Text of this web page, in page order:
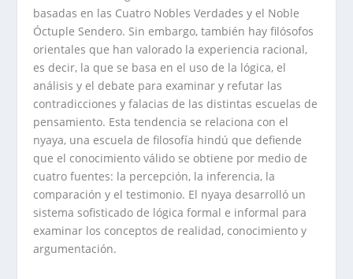
basadas en las Cuatro Nobles Verdades y el Noble
Óctuple Sendero. Sin embargo, también hay filósofos
orientales que han valorado la experiencia racional,
es decir, la que se basa en el uso de la lógica, el
análisis y el debate para examinar y refutar las
contradicciones y falacias de las distintas escuelas de
pensamiento. Esta tendencia se relaciona con el
nyaya, una escuela de filosofía hindú que defiende
que el conocimiento válido se obtiene por medio de
cuatro fuentes: la percepción, la inferencia, la
comparación y el testimonio. El nyaya desarrolló un
sistema sofisticado de lógica formal e informal para
examinar los conceptos de realidad, conocimiento y
argumentación.